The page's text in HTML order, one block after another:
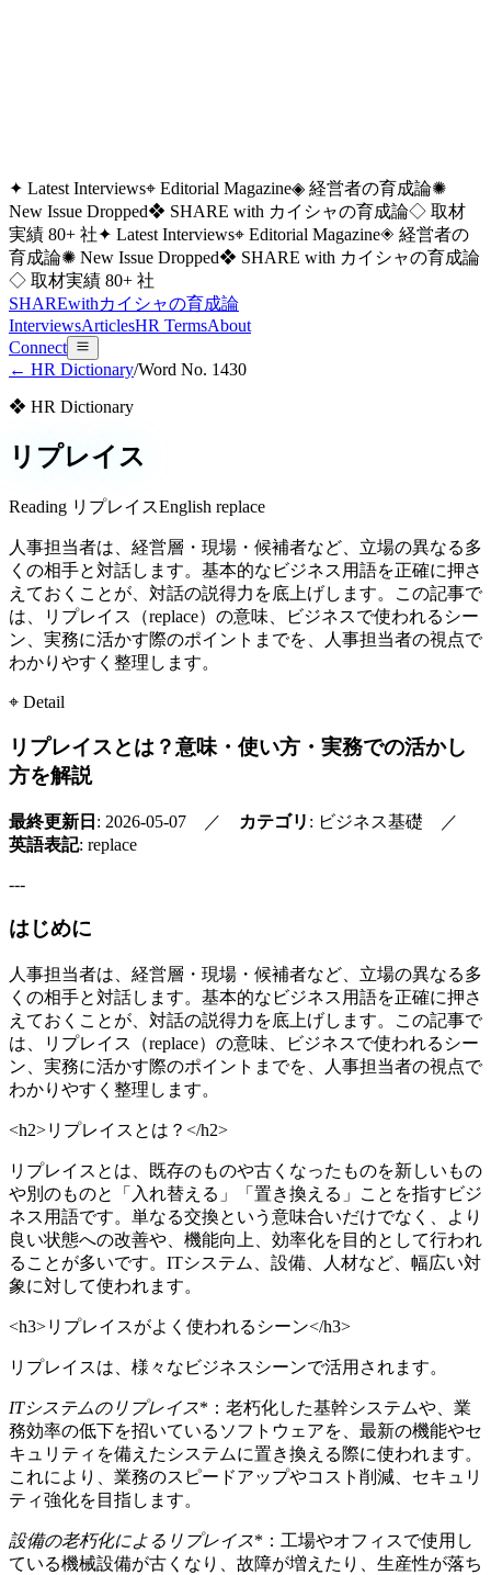
✦ Latest Interviews⌖ Editorial Magazine◈ 経営者の育成論✺
New Issue Dropped❖ SHARE with カイシャの育成論◇ 取材
実績 80+ 社✦ Latest Interviews⌖ Editorial Magazine◈ 経営者の
育成論✺ New Issue Dropped❖ SHARE with カイシャの育成論
◇ 取材実績 80+ 社
SHAREwithカイシャの育成論
InterviewsArticlesHR TermsAbout
Connect
← HR Dictionary/Word No. 1430
❖ HR Dictionary
リプレイス
Reading リプレイスEnglish replace
人事担当者は、経営層・現場・候補者など、立場の異なる多
くの相手と対話します。基本的なビジネス用語を正確に押さ
えておくことが、対話の説得力を底上げします。この記事で
は、リプレイス（replace）の意味、ビジネスで使われるシー
ン、実務に活かす際のポイントまでを、人事担当者の視点で
わかりやすく整理します。
⌖ Detail
リプレイスとは？意味・使い方・実務での活かし
方を解説
最終更新日 : 2026-05-07 ／ カテゴリ : ビジネス基礎 ／
英語表記: replace
---
はじめに
人事担当者は、経営層・現場・候補者など、立場の異なる多
くの相手と対話します。基本的なビジネス用語を正確に押さ
えておくことが、対話の説得力を底上げします。この記事で
は、リプレイス（replace）の意味、ビジネスで使われるシー
ン、実務に活かす際のポイントまでを、人事担当者の視点で
わかりやすく整理します。
<h2>リプレイスとは？</h2>
リプレイスとは、既存のものや古くなったものを新しいもの
や別のものと「入れ替える」「置き換える」ことを指すビジ
ネス用語です。単なる交換という意味合いだけでなく、より
良い状態への改善や、機能向上、効率化を目的として行われ
ることが多いです。ITシステム、設備、人材など、幅広い対
象に対して使われます。
<h3>リプレイスがよく使われるシーン</h3>
リプレイスは、様々なビジネスシーンで活用されます。
ITシステムのリプレイス*：老朽化した基幹システムや、業
務効率の低下を招いているソフトウェアを、最新の機能やセ
キュリティを備えたシステムに置き換える際に使われます。
これにより、業務のスピードアップやコスト削減、セキュリ
ティ強化を目指します。
設備の老朽化によるリプレイス*：工場やオフィスで使用し
ている機械設備が古くなり、故障が増えたり、生産性が落ち